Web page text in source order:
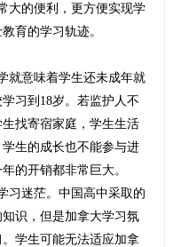
大的便利，更方便实现学
育的学习轨迹。
就意味着学生还未成年就
习到18岁。若监护人不
找寄宿家庭，学生生活
生的成长也不能参与进
的开销都非常巨大。
习迷茫。中国高中采取的
识，但是加拿大学习氛
学生可能无法适应加拿